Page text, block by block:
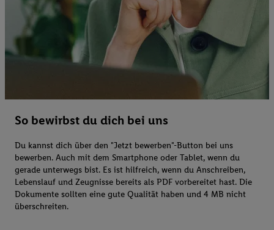
So bewirbst du dich bei uns
Du kannst dich über den "Jetzt bewerben"-Button bei uns
bewerben. Auch mit dem Smartphone oder Tablet, wenn du
gerade unterwegs bist. Es ist hilfreich, wenn du Anschreiben,
Lebenslauf und Zeugnisse bereits als PDF vorbereitet hast. Die
Dokumente sollten eine gute Qualität haben und 4 MB nicht
überschreiten.